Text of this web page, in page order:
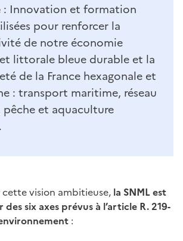
: Innovation et formation
pour renforcer la
de notre économie
littorale bleue durable et la
de la France hexagonale et
: transport maritime, réseau
et aquaculture
vision ambitieuse, la SNML est
six axes prévus à l’article R. 219-
: